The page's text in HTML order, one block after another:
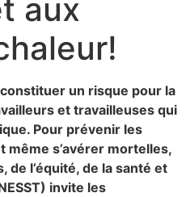
aux
un risque pour la
et travailleuses qui
Pour prévenir les
même s’avérer mortelles,
de l’équité, de la santé et
invite les